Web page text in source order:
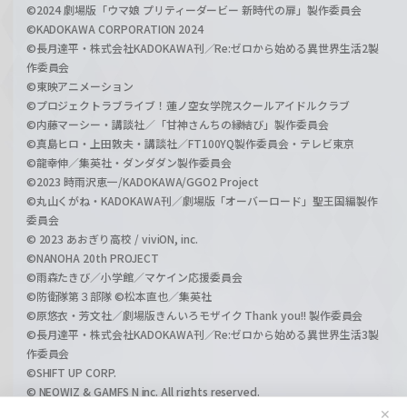
✕
©2024 劇場版「ウマ娘 プリティーダービー 新時代の扉」製作委員会
©KADOKAWA CORPORATION 2024
©長月達平・株式会社KADOKAWA刊／Re:ゼロから始める異世界生活2製
作委員会
©東映アニメーション
©プロジェクトラブライブ！蓮ノ空女学院スクールアイドルクラブ
©内藤マーシー・講談社／「甘神さんちの縁結び」製作委員会
©真島ヒロ・上田敦夫・講談社／FT100YQ製作委員会・テレビ東京
©龍幸伸／集英社・ダンダダン製作委員会
©2023 時雨沢恵一/KADOKAWA/GGO2 Project
©丸山くがね・KADOKAWA刊／劇場版「オーバーロード」聖王国編製作
委員会
© 2023 あおぎり高校 / viviON, inc.
©NANOHA 20th PROJECT
©雨森たきび／小学館／マケイン応援委員会
©防衛隊第３部隊 ©松本直也／集英社
©原悠衣・芳文社／劇場版きんいろモザイク Thank you!! 製作委員会
©長月達平・株式会社KADOKAWA刊／Re:ゼロから始める異世界生活3製
作委員会
©SHIFT UP CORP.
© NEOWIZ & GAMFS N inc. All rights reserved.